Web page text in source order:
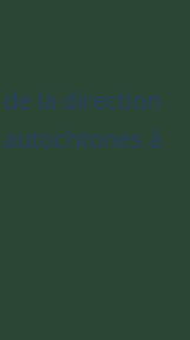
la direction
à